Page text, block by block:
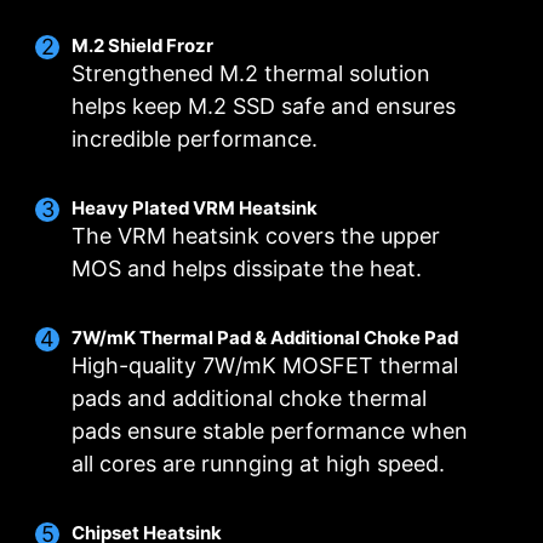
M.2 Shield Frozr
Strengthened M.2 thermal solution
helps keep M.2 SSD safe and ensures
incredible performance.
Heavy Plated VRM Heatsink
The VRM heatsink covers the upper
MOS and helps dissipate the heat.
7W/mK Thermal Pad & Additional Choke Pad
High-quality 7W/mK MOSFET thermal
pads and additional choke thermal
pads ensure stable performance when
all cores are runnging at high speed.
Chipset Heatsink
FOR CPU COOLER
FOR LIQUID COOLER
3A power deliver /
ДЕКІЛЬКА ПРОФІЛІВ
Зберігайте до 5 профілів для різних випадків
КРИВІ ВЕНТИЛЯТОРІВ АБО ПОСТІЙНЕ
Криві вентиляторів
Побудуйте власну криву вентиляторів на
основі 4 значень температури
Постійне значення
Встановіть певне постійне значення
РЕЖИМИ РОБОТИ
Режим MSI Center
Вентилятори виконують налаштування MSI
Режим BIOS
Вентилятори виконують налаштування BIOS
Налаштуйте роботу вентиляторів вручну